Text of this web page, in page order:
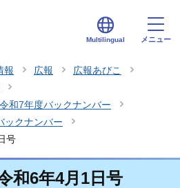
Multilingual メニュー
報 広報
広報あびこ
和7年度バックナンバー
ックナンバー
号
和6年4月1日号